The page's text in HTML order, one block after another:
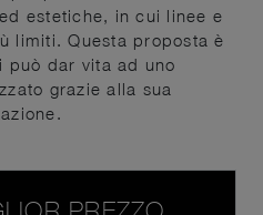
estetiche, in cui linee e
limiti. Questa proposta è
può dar vita ad uno
grazie alla sua